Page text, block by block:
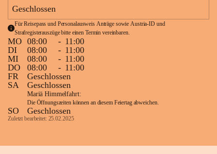
Geschlossen
Für Reisepass und Personalausweis Anträge sowie Austria-ID und
Strafregisterauszüge bitte einen Termin vereinbaren.
MO 08:00 - 11:00
DI
08:00 - 11:00
MI
08:00 - 11:00
DO
08:00 - 11:00
FR
Geschlossen
SA
Geschlossen
Mariä Himmelfahrt:
Die Öffnungszeiten können an diesem Feiertag abweichen.
SO Geschlossen
Zuletzt bearbeitet: 25.02.2025